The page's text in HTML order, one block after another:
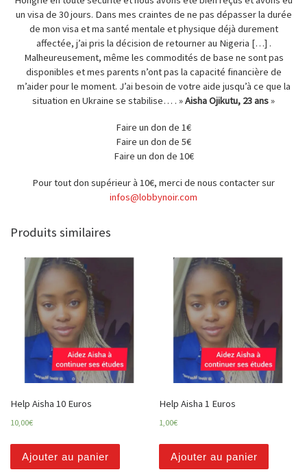
un visa de 30 jours. Dans mes craintes de ne pas dépasser la durée
de mon visa et ma santé mentale et physique déjà durement
affectée, j’ai pris la décision de retourner au Nigeria […] .
Malheureusement, même les commodités de base ne sont pas
disponibles et mes parents n’ont pas la capacité financière de
m’aider pour le moment. J’ai besoin de votre aide jusqu’à ce que la
situation en Ukraine se stabilise… . »Aisha Ojikutu, 23 ans»
Faire un don de 1€
Faire un don de 5€
Faire un don de 10€
Pour tout don supérieur à 10€, merci de nous contacter sur
infos@lobbynoir.com
Produits similaires
Help Aisha 10 Euros
10,00€
Ajouter au panier
Help Aisha 1 Euros
1,00€
Ajouter au panier